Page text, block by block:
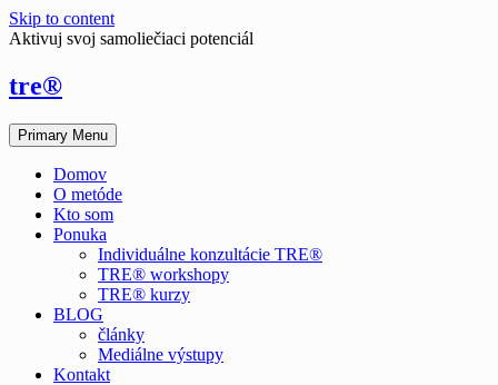
Skip to content
Aktivuj svoj samoliečiaci potenciál
tre®
Primary Menu
Domov
O metóde
Kto som
Ponuka
Individuálne konzultácie TRE®
TRE® workshopy
TRE® kurzy
BLOG
články
Mediálne výstupy
Kontakt